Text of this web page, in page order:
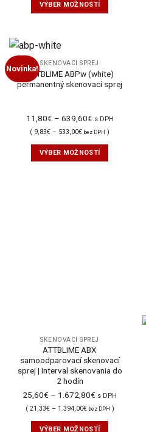
VÝBER MOŽNOSTÍ
Novinka!
SKENOVACÍ SPREJ
ATTBLIME ABPw (white)
permanentný skenovací sprej
11,80€ – 639,60€ s DPH
( 9,83€ – 533,00€ bez DPH )
VÝBER MOŽNOSTÍ
SKENOVACÍ SPREJ
ATTBLIME ABX
samoodparovací skenovací
sprej | Interval skenovania do
2 hodín
25,60€ – 1.672,80€ s DPH
( 21,33€ – 1.394,00€ bez DPH )
VÝBER MOŽNOSTÍ